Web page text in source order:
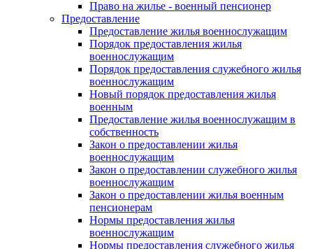
Право на жилье - военный пенсионер
Предоставление
Предоставление жилья военнослужащим
Порядок предоставления жилья
военнослужащим
Порядок предоставления служебного жилья
военнослужащим
Новый порядок предоставления жилья
военным
Предоставление жилья военнослужащим в
собственность
Закон о предоставлении жилья
военнослужащим
Закон о предоставлении служебного жилья
военнослужащим
Закон о предоставлении жилья военным
пенсионерам
Нормы предоставления жилья
военнослужащим
Нормы предоставления служебного жилья